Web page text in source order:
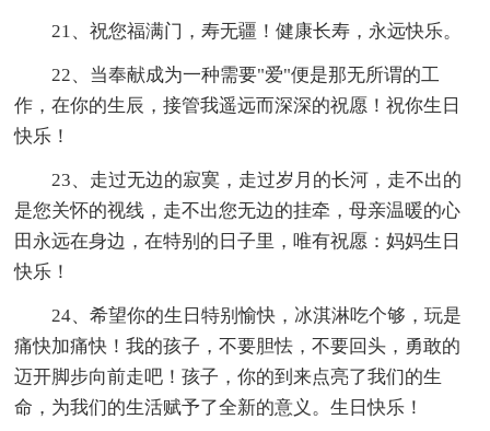
21、祝您福满门，寿无疆！健康长寿，永远快乐。
22、当奉献成为一种需要"爱"便是那无所谓的工
作，在你的生辰，接管我遥远而深深的祝愿！祝你生日
快乐！
23、走过无边的寂寞，走过岁月的长河，走不出的
是您关怀的视线，走不出您无边的挂牵，母亲温暖的心
田永远在身边，在特别的日子里，唯有祝愿：妈妈生日
快乐！
24、希望你的生日特别愉快，冰淇淋吃个够，玩是
痛快加痛快！我的孩子，不要胆怯，不要回头，勇敢的
迈开脚步向前走吧！孩子，你的到来点亮了我们的生
命，为我们的生活赋予了全新的意义。生日快乐！